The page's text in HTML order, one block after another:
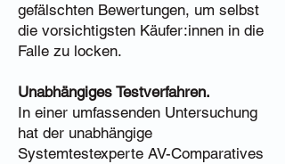
gefälschten Bewertungen, um selbst
die vorsichtigsten Käufer:innen in die
Falle zu locken.
Unabhängiges Testverfahren.
In einer umfassenden Untersuchung
hat der unabhängige
Systemtestexperte AV-Comparatives